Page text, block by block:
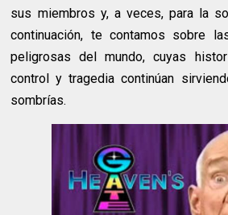
sus miembros y, a veces, para la
continuación, te contamos sobre
peligrosas del mundo, cuyas
control y tragedia continúan
sombrías.